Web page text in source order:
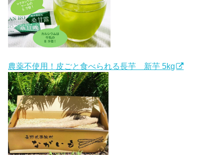
農薬不使用！皮ごと食べられる長芋 新芋 5kg